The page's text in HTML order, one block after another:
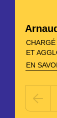
ET
EN